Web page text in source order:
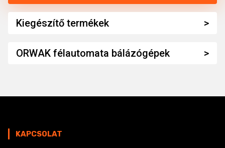
Kiegészítő termékek
ORWAK félautomata bálázógépek
KAPCSOLAT